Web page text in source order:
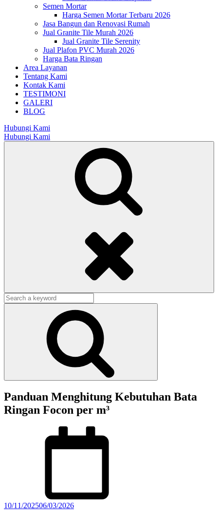
Semen Mortar
Harga Semen Mortar Terbaru 2026
Jasa Bangun dan Renovasi Rumah
Jual Granite Tile Murah 2026
Jual Granite Tile Serenity
Jual Plafon PVC Murah 2026
Harga Bata Ringan
Area Layanan
Tentang Kami
Kontak Kami
TESTIMONI
GALERI
BLOG
Hubungi Kami
Hubungi Kami
Search
for:
Search
Panduan Menghitung Kebutuhan Bata
Ringan Focon per m³
10/11/202506/03/2026